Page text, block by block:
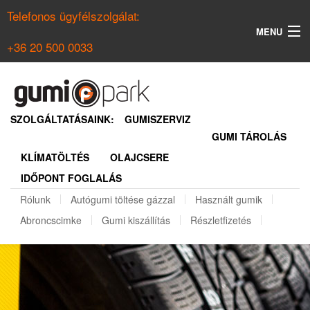
Telefonos ügyfélszolgálat:
+36 20 500 0033
MENU
NYÁRI GUMI KERESŐ
REGISZTRÁCIÓ
SZOLGÁLTATÁSAINK:
GUMISZERVIZ
GUMI TÁROLÁS
KLÍMATÖLTÉS
OLAJCSERE
IDŐPONT FOGLALÁS
Rólunk
Autógumi töltése gázzal
Használt gumik
Abroncscimke
Gumi kiszállítás Részletfizetés